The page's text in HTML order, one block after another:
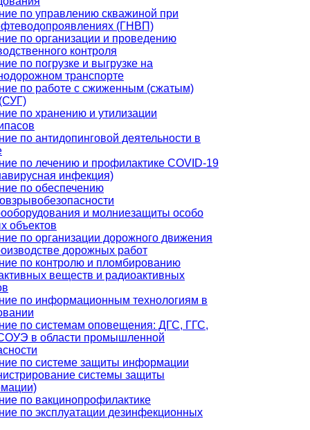
по управлению скважиной при
(ГНВП)
по организации и проведению
контроля
по погрузке и выгрузке на
транспорте
по работе с сжиженным (сжатым)
по хранению и утилизации
по антидопинговой деятельности в
по лечению и профилактике COVID-19
инфекция)
по обеспечению
и молниезащиты особо
объектов
по организации дорожного движения
дорожных работ
по контролю и пломбированию
веществ и радиоактивных
по информационным технологиям в
по системам оповещения: ДГС, ГГС,
в области промышленной
по системе защиты информации
системы защиты
по вакцинопрофилактике
по эксплуатации дезинфекционных